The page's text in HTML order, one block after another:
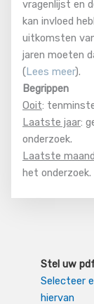
vragenlijst en
kan invloed
uitkomsten
jaren moeten
(Lees meer).
Begrippen
Ooit:
Laatste jaar:
onderzoek.
Laatste maand
het onderzoek.
Stel uw
Selecteer
hiervan